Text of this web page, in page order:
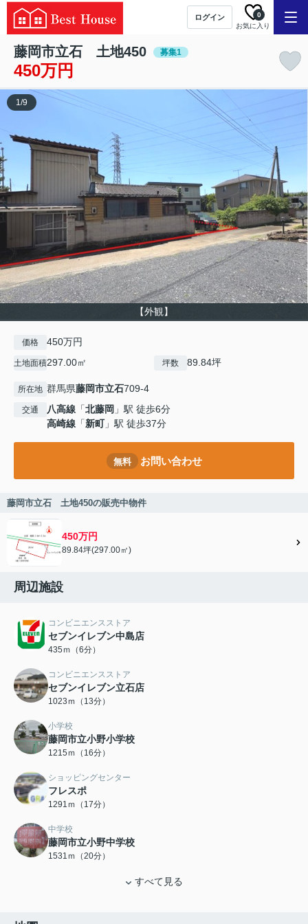
ログイン
お気に入り
0
藤岡市立石 土地450 募集1
450万円
【外観】
1/9
価格 450万円
土地面積297.00㎡ 坪数 89.84坪
所在地 群馬県藤岡市立石709-4
交通 八高線 「北藤岡 」駅 徒歩6分
高崎線 「新町」駅 徒歩37分
無料 お問い合わせ
藤岡市立石 土地450の販売中物件
450万円
89.84坪(297.00㎡)
周辺施設
コンビニエンスストア
セブンイレブン中島店
435ｍ（6分）
コンビニエンスストア
セブンイレブン立石店
1023ｍ（13分）
小学校
藤岡市立小野小学校
1215ｍ（16分）
ショッピングセンター
フレスポ
1291ｍ（17分）
中学校
藤岡市立小野中学校
1531ｍ（20分）
すべて見る